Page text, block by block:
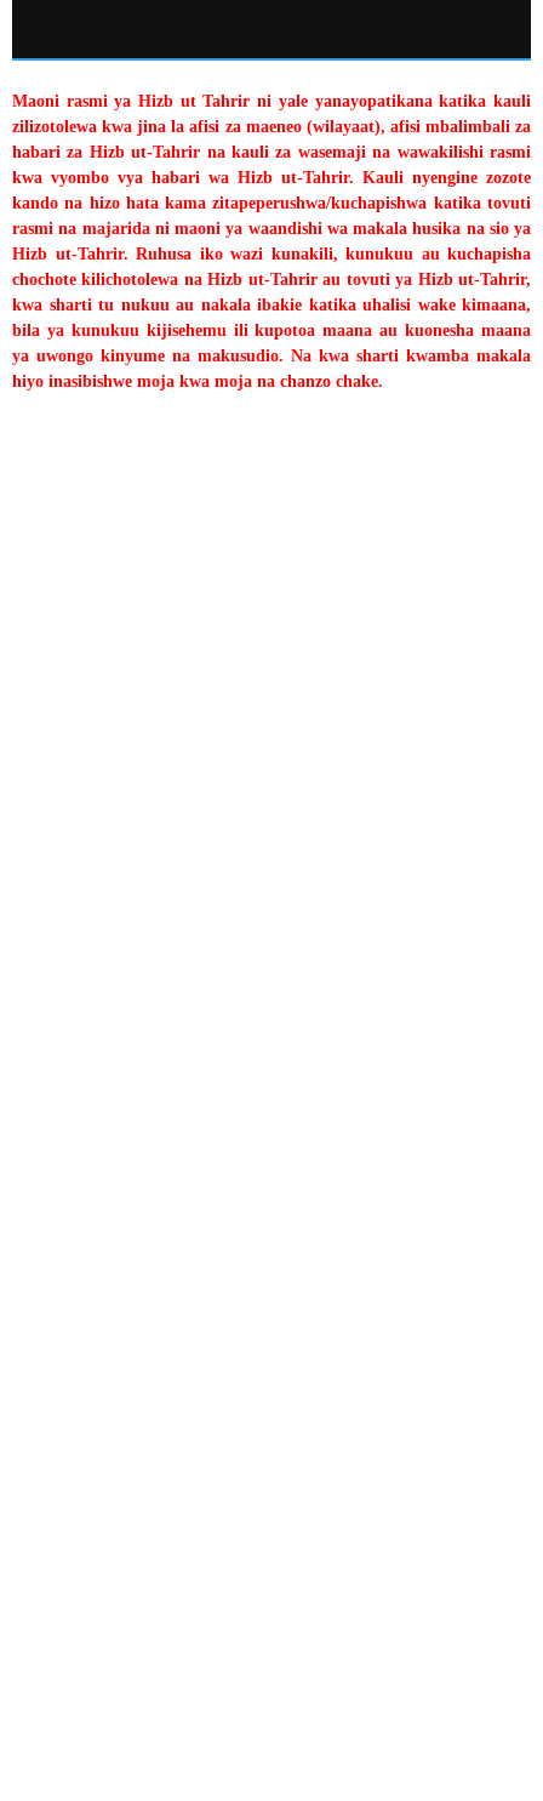
Maoni rasmi ya Hizb ut Tahrir ni yale yanayopatikana katika kauli
zilizotolewa kwa jina la afisi za maeneo (wilayaat), afisi mbalimbali za
habari za Hizb ut-Tahrir na kauli za wasemaji na wawakilishi rasmi
kwa vyombo vya habari wa Hizb ut-Tahrir. Kauli nyengine zozote
kando na hizo hata kama zitapeperushwa/kuchapishwa katika tovuti
rasmi na majarida ni maoni ya waandishi wa makala husika na sio ya
Hizb ut-Tahrir. Ruhusa iko wazi kunakili, kunukuu au kuchapisha
chochote kilichotolewa na Hizb ut-Tahrir au tovuti ya Hizb ut-Tahrir,
kwa sharti tu nukuu au nakala ibakie katika uhalisi wake kimaana,
bila ya kunukuu kijisehemu ili kupotoa maana au kuonesha maana
ya uwongo kinyume na makusudio. Na kwa sharti kwamba makala
hiyo inasibishwe moja kwa moja na chanzo chake.